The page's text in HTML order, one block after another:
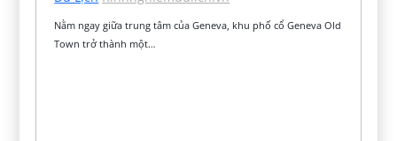
Nằm ngay giữa trung tâm của Geneva, khu phố cổ Geneva Old
Town trở thành một…